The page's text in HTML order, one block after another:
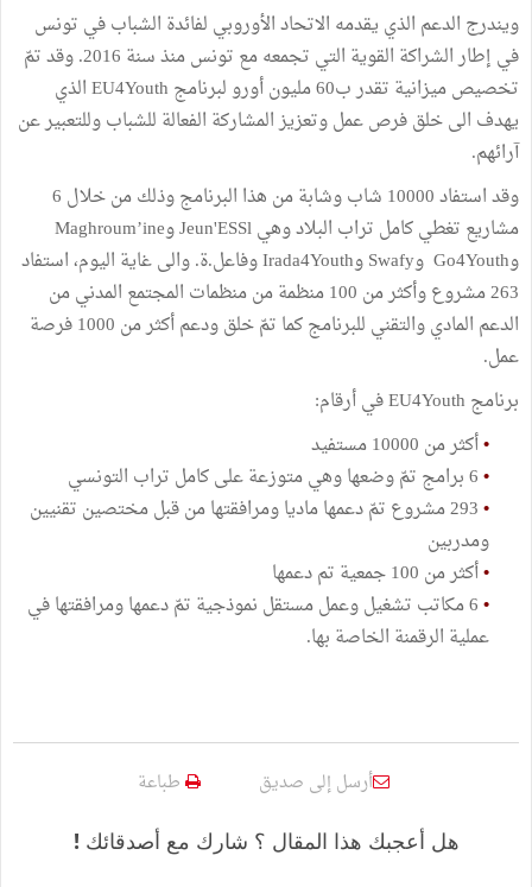
ويندرج الدعم الذي يقدمه الاتحاد الأوروبي لفائدة الشباب في تونس
في إطار الشراكة القوية التي تجمعه مع تونس منذ سنة 2016. وقد تمّ
تخصيص ميزانية تقدر ب60 مليون أورو لبرنامج EU4Youth الذي
يهدف الى خلق فرص عمل وتعزيز المشاركة الفعالة للشباب وللتعبير عن
آرائهم.
وقد استفاد 10000 شاب وشابة من هذا البرنامج وذلك من خلال 6
مشاريع تغطي كامل تراب البلاد وهي Jeun'ESSl وMaghroum’ine
وGo4Youth وSwafy وIrada4Youth وفاعل.ة. والى غاية اليوم، استفاد
263 مشروع وأكثر من 100 منظمة من منظمات المجتمع المدني من
الدعم المادي والتقني للبرنامج كما تمّ خلق ودعم أكثر من 1000 فرصة
عمل.
برنامج EU4Youth في أرقام:
•أكثر من 10000 مستفيد
•
•
293 مشروع تمّ دعمها ماديا ومرافقتها من قبل مختصين تقنيين
ومدربين
•أكثر من 100 جمعية تم دعمها
• 6 مكاتب تشغيل وعمل مستقل نموذجية تمّ دعمها ومرافقتها في
عملية الرقمنة الخاصة بها.
أرسل إلى صديق طباعة
هل أعجبك هذا المقال ؟ شارك مع أصدقائك !